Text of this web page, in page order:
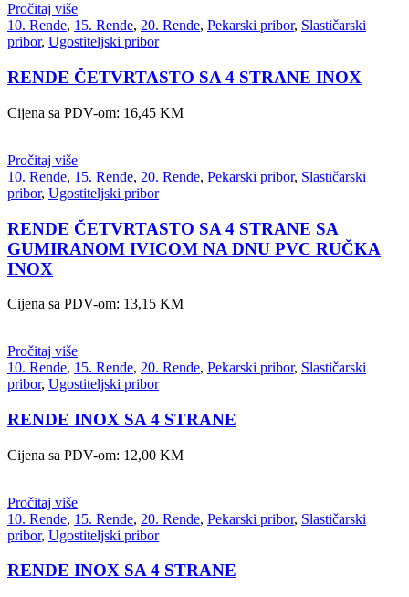
Pročitaj više
10. Rende, 15. Rende, 20. Rende, Pekarski pribor, Slastičarski
pribor, Ugostiteljski pribor
RENDE ČETVRTASTO SA 4 STRANE INOX
Cijena sa PDV-om: 16,45 KM
Pročitaj više
10. Rende, 15. Rende, 20. Rende, Pekarski pribor, Slastičarski
pribor, Ugostiteljski pribor
RENDE ČETVRTASTO SA 4 STRANE SA
GUMIRANOM IVICOM NA DNU PVC RUČKA
INOX
Cijena sa PDV-om: 13,15 KM
Pročitaj više
10. Rende, 15. Rende, 20. Rende, Pekarski pribor, Slastičarski
pribor, Ugostiteljski pribor
RENDE INOX SA 4 STRANE
Cijena sa PDV-om: 12,00 KM
Pročitaj više
10. Rende, 15. Rende, 20. Rende, Pekarski pribor, Slastičarski
pribor, Ugostiteljski pribor
RENDE INOX SA 4 STRANE